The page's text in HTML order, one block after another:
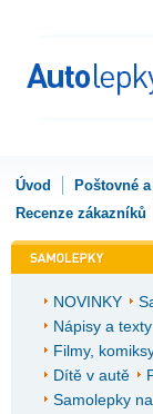
Úvod Poštovné
Recenze zákazníků
NOVINKY
Nápisy a texty
Filmy,
Dítě v autě
Samolepky